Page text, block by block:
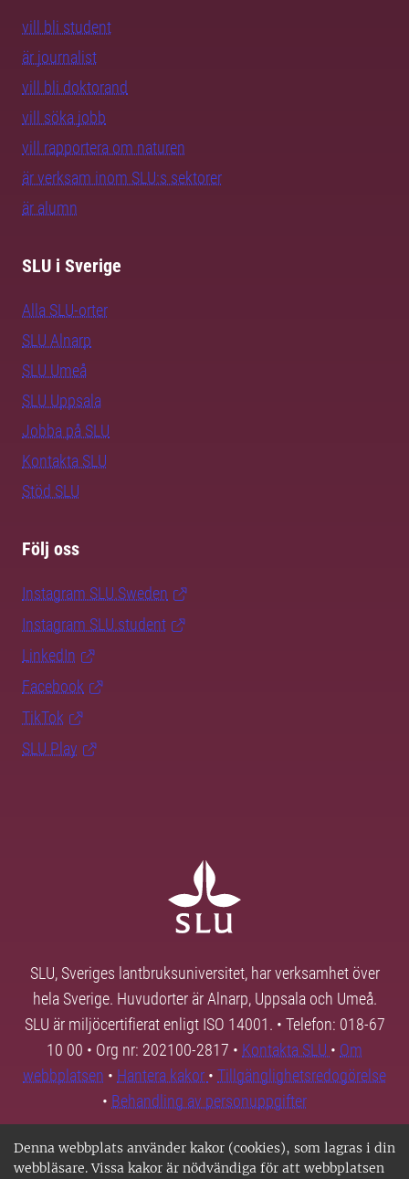
Denna webbplats använder kakor (cookies), som lagras i din
webbläsare. Vissa kakor är nödvändiga för att webbplatsen
vill bli student
är journalist
vill bli doktorand
vill söka jobb
vill rapportera om naturen
är verksam inom SLU:s sektorer
är alumn
SLU i Sverige
Alla SLU-orter
SLU Alnarp
SLU Umeå
SLU Uppsala
Jobba på SLU
Kontakta SLU
Stöd SLU
Följ oss
Instagram SLU.Sweden
Instagram SLU.student
LinkedIn
Facebook
TikTok
SLU Play
SLU, Sveriges lantbruksuniversitet, har verksamhet över
hela Sverige. Huvudorter är Alnarp, Uppsala och Umeå.
SLU är miljöcertifierat enligt ISO 14001. • Telefon: 018-67
10 00 • Org nr: 202100-2817 • Kontakta SLU • Om
webbplatsen • Hantera kakor • Tillgänglighetsredogörelse
• Behandling av personuppgifter